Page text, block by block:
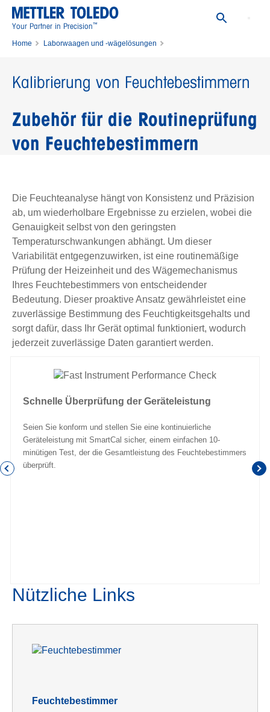
Your Partner in Precision™
Home
Laborwaagen und -wägelösungen
Kalibrierung von Feuchtebestimmern
Zubehör für die Routineprüfung
von Feuchtebestimmern
Die Feuchteanalyse hängt von Konsistenz und Präzision
ab, um wiederholbare Ergebnisse zu erzielen, wobei die
Genauigkeit selbst von den geringsten
Temperaturschwankungen abhängt. Um dieser
Variabilität entgegenzuwirken, ist eine routinemäßige
Prüfung der Heizeinheit und des Wägemechanismus
Ihres Feuchtebestimmers von entscheidender
Bedeutung. Dieser proaktive Ansatz gewährleistet eine
zuverlässige Bestimmung des Feuchtigkeitsgehalts und
sorgt dafür, dass Ihr Gerät optimal funktioniert, wodurch
jederzeit zuverlässige Daten garantiert werden.
Schnelle Überprüfung der Geräteleistung
Seien Sie konform und stellen Sie eine kontinuierliche
Geräteleistung mit SmartCal sicher, einem einfachen 10-
minütigen Test, der die Gesamtleistung des Feuchtebestimmers
überprüft.
Nützliche Links
Feuchtebestimmer